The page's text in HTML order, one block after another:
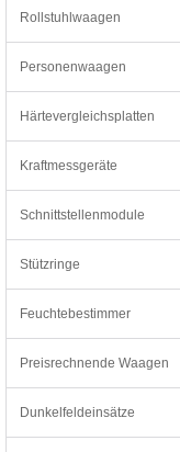
Rollstuhlwaagen
Personenwaagen
Härtevergleichsplatten
Kraftmessgeräte
Schnittstellenmodule
Stützringe
Feuchtebestimmer
Preisrechnende Waagen
Dunkelfeldeinsätze